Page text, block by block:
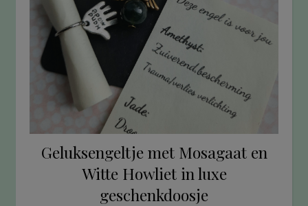
Geluksengeltje met Mosagaat en
Witte Howliet in luxe
geschenkdoosje